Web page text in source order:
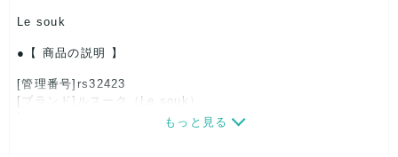
Le souk
【 商品の説明 】
[管理番号]rs32423
[ブランド]ルスーク（Le souk）
もっと見る